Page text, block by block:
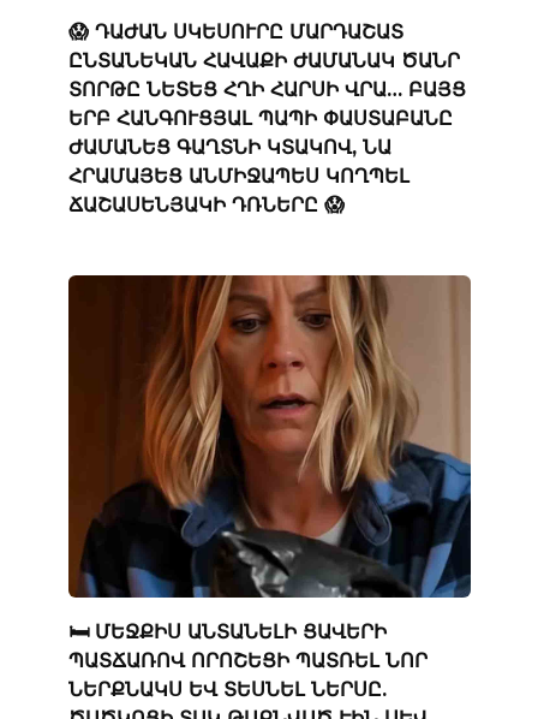
😱 ԴԱԺԱՆ ՍԿԵՍՈՒՐԸ ՄԱՐԴԱՇԱՏ
ԸՆՏԱՆԵԿԱՆ ՀԱՎԱՔԻ ԺԱՄԱՆԱԿ ԾԱՆՐ
ՏՈՐԹԸ ՆԵՏԵՑ ՀՂԻ ՀԱՐՍԻ ՎՐԱ… ԲԱՅՑ
ԵՐԲ ՀԱՆԳՈՒՑՅԱԼ ՊԱՊԻ ՓԱՍՏԱԲԱՆԸ
ԺԱՄԱՆԵՑ ԳԱՂՏՆԻ ԿՏԱԿՈՎ, ՆԱ
ՀՐԱՄԱՅԵՑ ԱՆՄԻՋԱՊԵՍ ԿՈՂՊԵԼ
ՃԱՇԱՍԵՆՅԱԿԻ ԴՌՆԵՐԸ 😱
🛏️ ՄԵՋՔԻՍ ԱՆՏԱՆԵԼԻ ՑԱՎԵՐԻ
ՊԱՏՃԱՌՈՎ ՈՐՈՇԵՑԻ ՊԱՏՌԵԼ ՆՈՐ
ՆԵՐՔՆԱԿՍ ԵՎ ՏԵՍՆԵԼ ՆԵՐՍԸ.